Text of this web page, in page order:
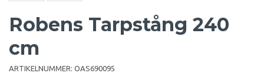
Robens Tarpstång 240
cm
ARTIKELNUMMER: OAS690095